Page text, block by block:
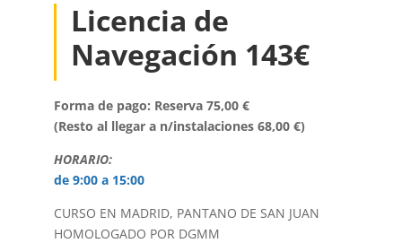
Licencia de
Navegación 143€
Forma de pago: Reserva 75,00 €
(Resto al llegar a n/instalaciones 68,00 €)
HORARIO:
de 9:00 a 15:00
CURSO EN MADRID, PANTANO DE SAN JUAN
HOMOLOGADO POR DGMM